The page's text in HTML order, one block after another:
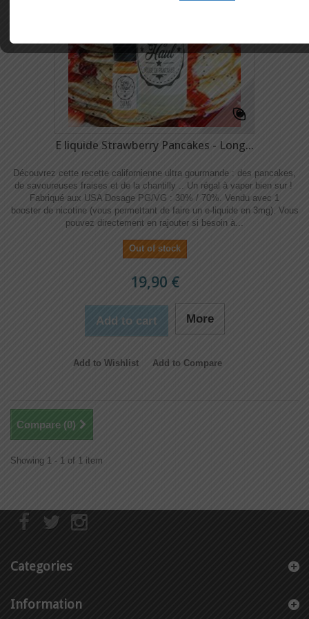
E liquide Strawberry Pancakes - Long...
Découvrez cette recette californienne ultra gourmande : des pancakes,
de savoureuses fraises et de la chantilly .. Un régal à vaper bien sur !
Fabriqué aux USA Dosage PG/VG : 30% / 70%. Vendu avec 1
booster de nicotine (vous permettant de faire un e-liquide en 3mg). Vous
pouvez directement en rajouter si besoin à...
Out of stock
19,90 €
Add to cart More
Add to Wishlist Add to Compare
Compare (0)
Showing 1 - 1 of 1 item
Categories
Information